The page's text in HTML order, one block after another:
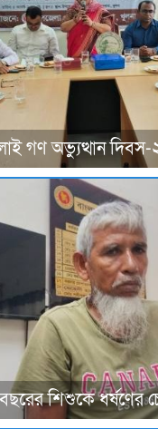
গণ অভ্যুত্থান
শিশুকে ধর্ষণের